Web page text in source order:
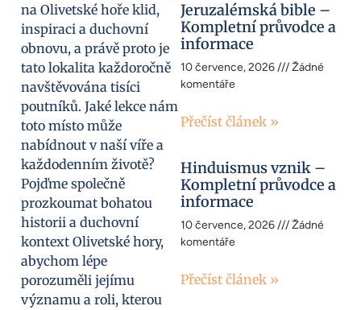
na Olivetské hoře klid,
inspiraci a duchovní
obnovu, a právě proto je
tato lokalita každoročně
navštěvována tisíci
poutníků. Jaké lekce nám
toto místo může
nabídnout v naší víře a
každodenním životě?
Pojďme společně
prozkoumat bohatou
historii a duchovní
kontext Olivetské hory,
abychom lépe
porozuměli jejímu
významu a roli, kterou
Jeruzalémská bible –
Kompletní průvodce a
informace
10 července, 2026
Žádné
komentáře
Přečíst článek »
Hinduismus vznik –
Kompletní průvodce a
informace
10 července, 2026
Žádné
komentáře
Přečíst článek »